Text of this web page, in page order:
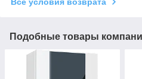
Подобные товары